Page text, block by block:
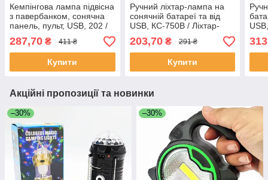
Кемпінгова лампа підвісна
з павербанком, сонячна
панель, пульт, USB, 202 /
Акумуляторний ліхтар
світильник
287,70 ₴ 411 ₴
Купити
Ручний ліхтар-лампа на
сонячній батареї та від
USB, КС-750В / Ліхтар-
прожектор / Кемпінговий
ліхтарик
203,70₴ 291 ₴
Купити
Акційні пропозиції та новинки
–30% –30%